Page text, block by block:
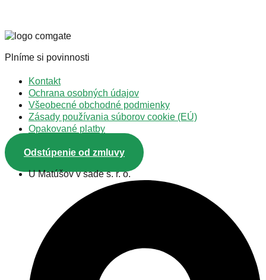
Plníme si povinnosti
Kontakt
Ochrana osobných údajov
Všeobecné obchodné podmienky
Zásady používania súborov cookie (EÚ)
Opakované platby
Odstúpenie od zmluvy
U Matúšov v sade s. r. o.